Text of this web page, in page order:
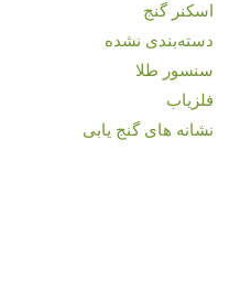
اسکنر گنج
دسته‌بندی نشده
سنسور طلا
فلزیاب
نشانه های گنج یابی